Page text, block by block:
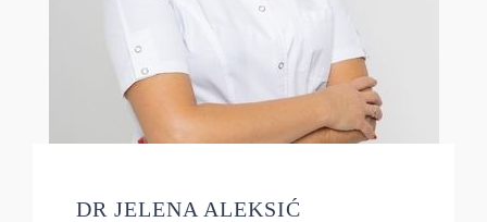
DR JELENA ALEKSIĆ